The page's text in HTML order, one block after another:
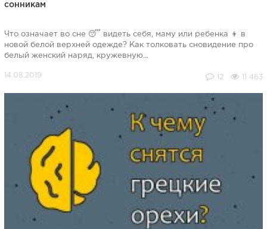
сонникам
Что означает во сне 😴 видеть себя, маму или ребенка 👦 в
новой белой верхней одежде? Как толковать сновидение про
белый женский наряд, кружевную...
12 11 463